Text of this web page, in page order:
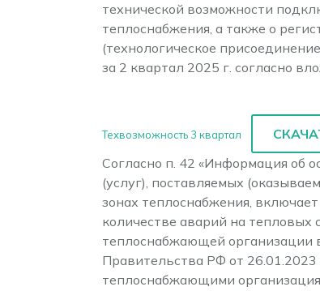
технической возможности
теплоснабжения, а также о
(технологическое
за 2 квартал 2025 г. согласно
Техвозможность 3 квартал
Согласно п. 42 «Информация об
(услуг), поставляемых
зонах теплоснабжения,
количестве аварий на тепловых
теплоснабжающей организации
Правительства РФ от
теплоснабжающими